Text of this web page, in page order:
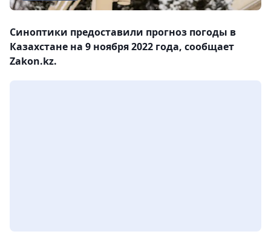
Синоптики предоставили прогноз погоды в
Казахстане на 9 ноября 2022 года, сообщает
Zakon.kz.